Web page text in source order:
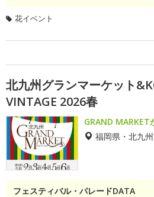
花イベント
北九州グランマーケット
VINTAGE 2026春
GRAND MARKET
福岡県・北九
フェスティバル・パレードDATA